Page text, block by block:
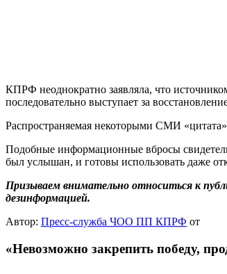
КПРФ неоднократно заявляла, что
последовательно выступает за
Распространяемая некоторыми СМИ
Подобные информационные вбросы
был услышан, и готовы использовать даже
Призываем внимательно относиться к
дезинформацией.
Автор: Пресс-служба ЧОО ПП КПРФ от
«Невозможно закрепить победу,